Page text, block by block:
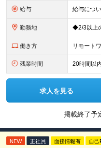
給与
勤務地
働き方 リモート
残業時間 20時間以
求人を見る
掲載終了予
NEW 正社員 面接情報有 自己